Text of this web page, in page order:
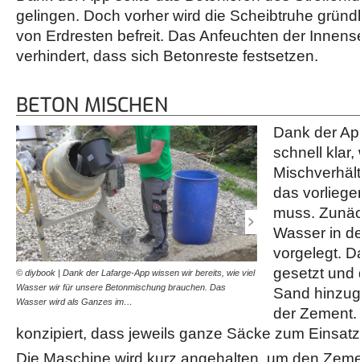
gelingen. Doch vorher wird die Scheibtruhe
von Erdresten befreit. Das Anfeuchten der
verhindert, dass sich Betonreste festsetzen.
BETON MISCHEN
© diybook | Dank der Lafarge-App wissen wir bereits, wie viel
Wasser wir für unsere Betonmischung brauchen. Das
Wasser wird als Ganzes im…
© diybook | Als nächstes
in den Mischer
Sack Zement heran.
Dank der
schnell klar,
das
muss.
Wasser in
vorgelegt.
gesetzt und
Sand
der
konzipiert, dass jeweils ganze Säcke zum